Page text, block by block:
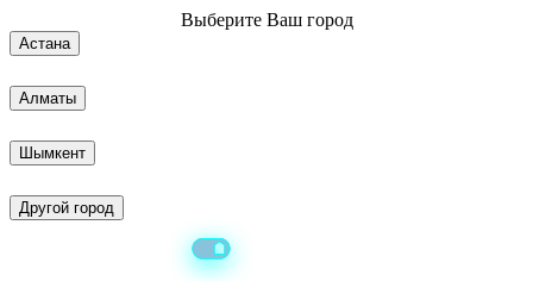
Выберите Ваш город
Астана
Алматы
Шымкент
Другой город